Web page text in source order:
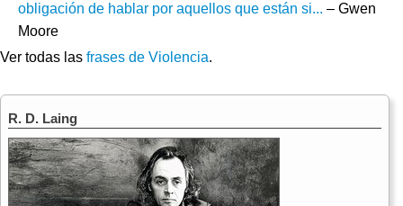
obligación de hablar por aquellos que están si... – Gwen
Moore
Ver todas las frases de Violencia.
R. D. Laing